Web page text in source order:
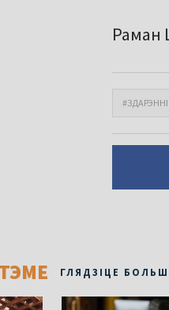
Раман
#ЗДАРЭННІ
ГЛЯДЗІЦЕ БОЛЬШ